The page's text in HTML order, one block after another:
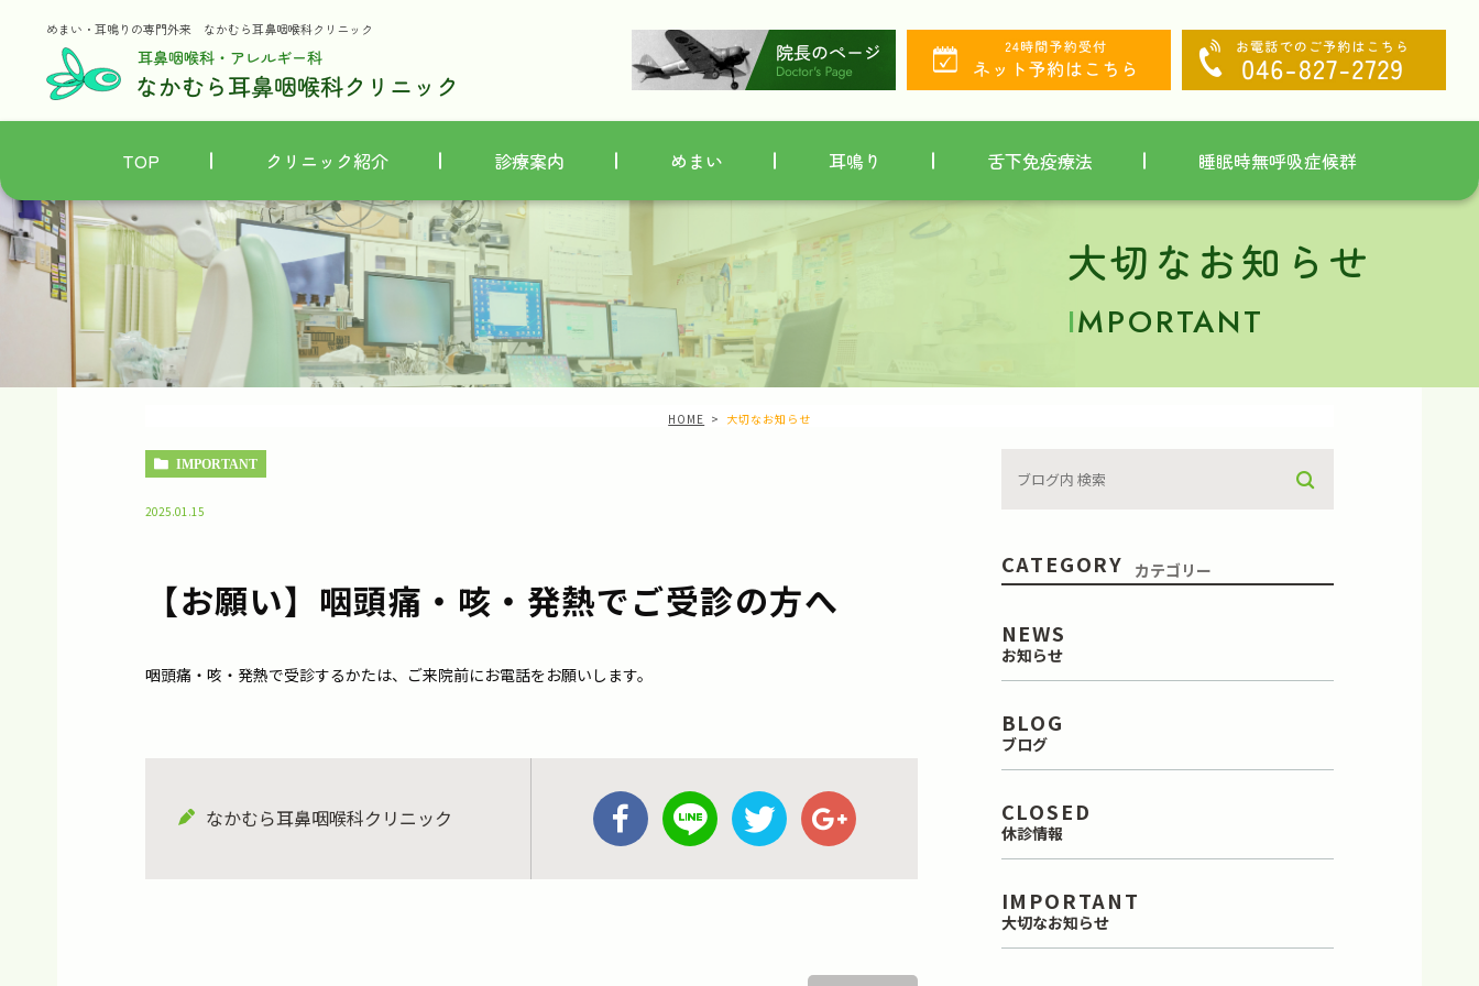
めまい・耳鳴りの専門外来 なかむら耳鼻咽喉科クリニック
TOP クリニック紹介 診療案内 めまい 耳鳴り 舌下免疫療法 睡眠時無呼吸症候群
大切なお知らせ
IMPORTANT
HOME 大切なお知らせ
IMPORTANT
2025.01.15
【お願い】咽頭痛・咳・発熱でご受診の方へ
咽頭痛・咳・発熱で受診するかたは、ご来院前にお電話をお願いします。
なかむら耳鼻咽喉科クリニック
CATEGORY カテゴリー
NEWS
お知らせ
BLOG
ブログ
CLOSED
休診情報
IMPORTANT
大切なお知らせ